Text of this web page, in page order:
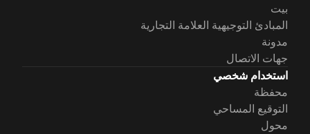
بيت
المبادئ التوجيهية العلامة التجارية
مدونة
جهات الاتصال
استخدام شخصي
محفظة
التوقيع المساحي
محول